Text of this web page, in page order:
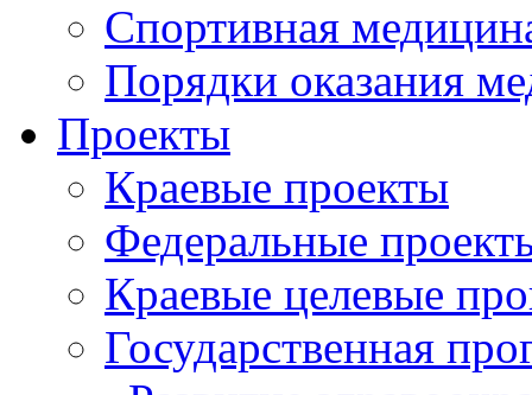
Спортивная
Порядки оказания
Проекты
Краевые проекты
Федеральные
Краевые целевые
Государственная